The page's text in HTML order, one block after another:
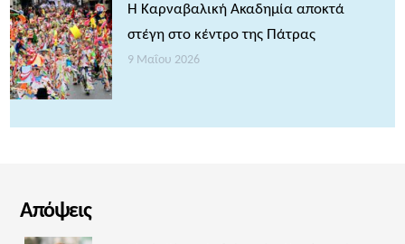
Η Καρναβαλική Ακαδημία αποκτά
στέγη στο κέντρο της Πάτρας
9 Μαΐου 2026
Απόψεις